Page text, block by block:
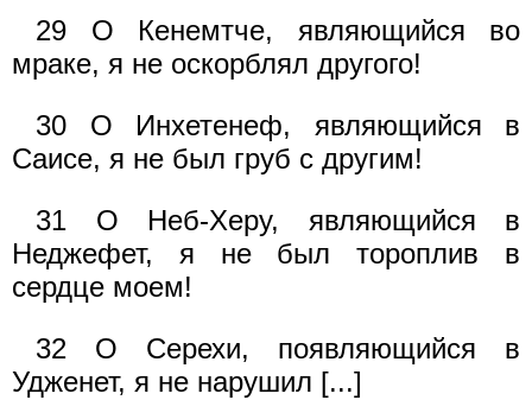
29 О Кенемтче, являющийся во
мраке, я не оскорблял другого!
30 О Инхетенеф, являющийся в
Саисе, я не был груб с другим!
31 О Неб-Херу, являющийся в
Неджефет, я не был тороплив в
сердце моем!
32 О Серехи, появляющийся в
Удженет, я не нарушил [...]